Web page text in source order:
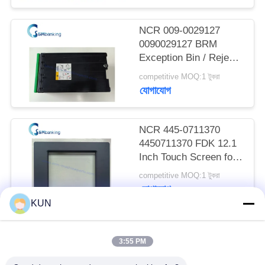
PRIVACY
POLICY
NCR 009-0029127
0090029127 BRM
Exception Bin / Reject
Cassette
competitive MOQ:1 টুকরা
যোগাযোগ
NCR 445-0711370
4450711370 FDK 12.1
Inch Touch Screen for
66XX Series ATM
competitive MOQ:1 টুকরা
যোগাযোগ
KUN
3:55 PM